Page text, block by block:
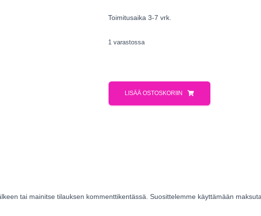
Toimitusaika 3-7 vrk.
1 varastossa
LISÄÄ OSTOSKORIIN
tai mainitse tilauksen kommenttikentässä. Suosittelemme käyttämään